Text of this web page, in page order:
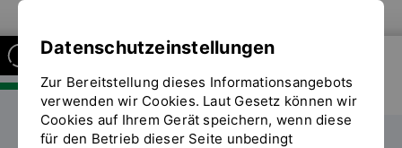
FAKULTÄT SOZIAL- UND
GESUNDHEITSWISSENSCHAFTEN
Datenschutzeinstellungen
Zur Bereitstellung dieses Informationsangebots
verwenden wir Cookies. Laut Gesetz können wir
Cookies auf Ihrem Gerät speichern, wenn diese
für den Betrieb dieser Seite unbedingt